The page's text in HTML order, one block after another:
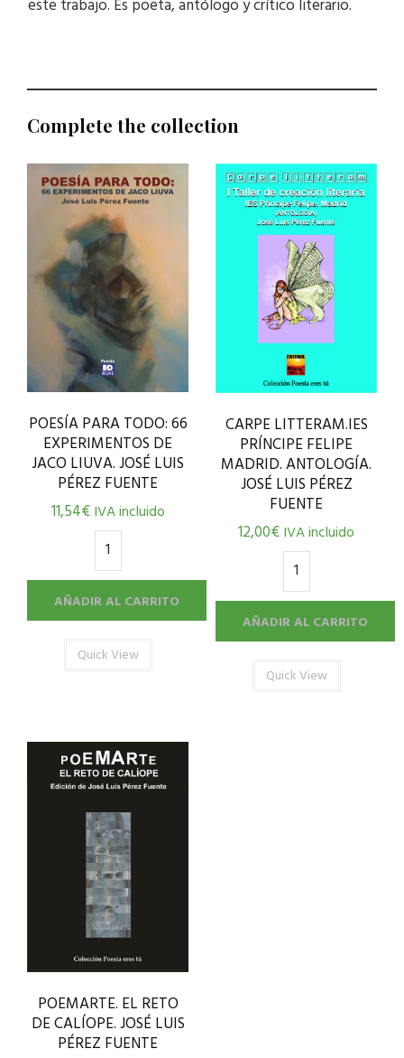
este trabajo. Es poeta, antólogo y crítico literario.
Complete the collection
POESÍA PARA TODO: 66
EXPERIMENTOS DE
JACO LIUVA. JOSÉ LUIS
PÉREZ FUENTE
11,54€ IVA incluido
AÑADIR AL CARRITO
Quick View
CARPE LITTERAM.IES
PRÍNCIPE FELIPE
MADRID. ANTOLOGÍA.
JOSÉ LUIS PÉREZ
FUENTE
12,00€IVA incluido
AÑADIR AL CARRITO
Quick View
POEMARTE. EL RETO
DE CALÍOPE. JOSÉ LUIS
PÉREZ FUENTE